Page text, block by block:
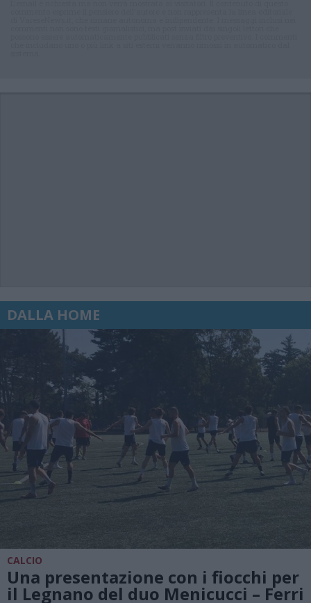
DALLA HOME
CALCIO
Una presentazione con i fiocchi per
il Legnano del duo Menicucci – Ferri